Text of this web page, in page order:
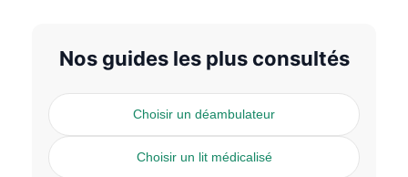
Nos guides les plus consultés
Choisir un déambulateur
Choisir un lit médicalisé